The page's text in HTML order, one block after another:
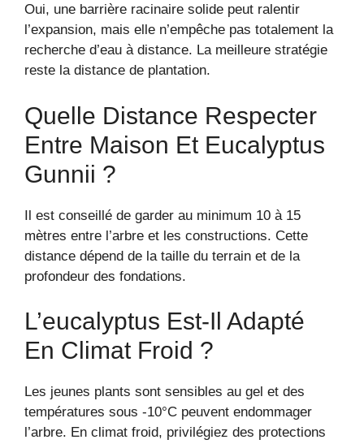
Oui, une barrière racinaire solide peut ralentir
l’expansion, mais elle n’empêche pas totalement la
recherche d’eau à distance. La meilleure stratégie
reste la distance de plantation.
Quelle Distance Respecter
Entre Maison Et Eucalyptus
Gunnii ?
Il est conseillé de garder au minimum 10 à 15
mètres entre l’arbre et les constructions. Cette
distance dépend de la taille du terrain et de la
profondeur des fondations.
L’eucalyptus Est-Il Adapté
En Climat Froid ?
Les jeunes plants sont sensibles au gel et des
températures sous -10°C peuvent endommager
l’arbre. En climat froid, privilégiez des protections